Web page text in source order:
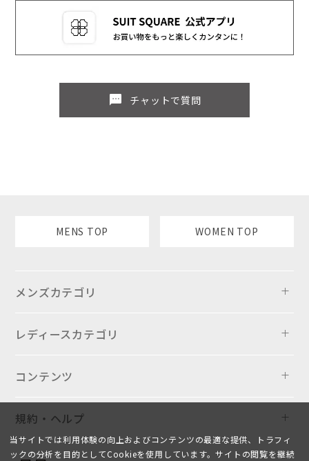
sms チャットで質問
MENS TOP WOMEN TOP
メンズカテゴリ
レディースカテゴリ
コンテンツ
規約・ヘルプ
当サイトでは利用体験の向上およびコンテンツの最適な提供、トラフィ
ックの分析を目的としてCookieを使用しています。サイトの閲覧を継続